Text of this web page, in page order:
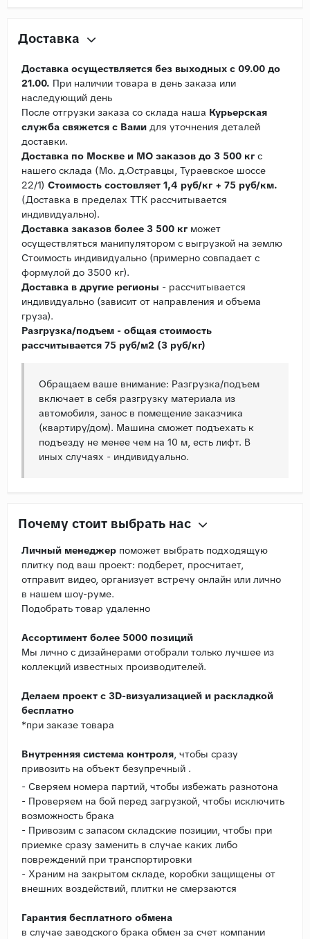
Доставка
Доставка осуществляется без выходных с 09.00 до
21.00. При наличии товара в день заказа или
наследующий день
После отгрузки заказа со склада наша Курьерская
служба свяжется с Вами для уточнения деталей
доставки.
Доставка по Москве и МО заказов до 3 500 кг с
нашего склада (Мо. д.Остравцы, Тураевское шоссе
22/1) Стоимость состовляет 1,4 руб/кг + 75 руб/км.
(Доставка в пределах ТТК рассчитывается
индивидуально).
Доставка заказов более 3 500 кг может
осуществляться манипулятором с выгрузкой на землю
Стоимость индивидуально (примерно совпадает с
формулой до 3500 кг).
Доставка в другие регионы - рассчитывается
индивидуально (зависит от направления и объема
груза).
Разгрузка/подъем - общая стоимость
рассчитывается 75 руб/м2 (3 руб/кг)
Обращаем ваше внимание: Разгрузка/подъем
включает в себя разгрузку материала из
автомобиля, занос в помещение заказчика
(квартиру/дом). Машина сможет подъехать к
подъезду не менее чем на 10 м, есть лифт. В
иных случаях - индивидуально.
Почему стоит выбрать нас
Личный менеджер поможет выбрать подходящую
плитку под ваш проект: подберет, просчитает,
отправит видео, организует встречу онлайн или лично
в нашем шоу-руме.
Подобрать товар удаленно
Ассортимент более 5000 позиций
Мы лично с дизайнерами отобрали только лучшее из
коллекций известных производителей.
Делаем проект с 3D-визуализацией и раскладкой
бесплатно
*при заказе товара
Внутренняя система контроля , чтобы сразу
привозить на объект безупречный .
- Сверяем номера партий, чтобы избежать разнотона
- Проверяем на бой перед загрузкой, чтобы исключить
возможность брака
- Привозим с запасом складские позиции, чтобы при
приемке сразу заменить в случае каких либо
повреждений при транспортировки
- Храним на закрытом складе, коробки защищены от
внешних воздействий, плитки не смерзаются
Гарантия бесплатного обмена
в случае заводского брака обмен за счет компании